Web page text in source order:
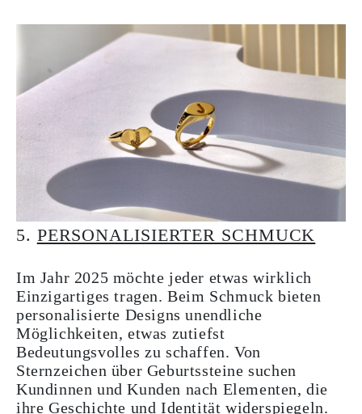
5. PERSONALISIERTER SCHMUCK
Im Jahr 2025 möchte jeder etwas wirklich
Einzigartiges tragen. Beim Schmuck bieten
personalisierte Designs unendliche
Möglichkeiten, etwas zutiefst
Bedeutungsvolles zu schaffen. Von
Sternzeichen über Geburtssteine suchen
Kundinnen und Kunden nach Elementen, die
ihre Geschichte und Identität widerspiegeln.